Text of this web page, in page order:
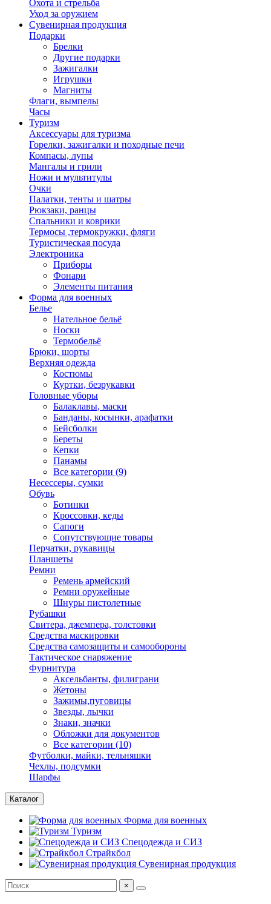
Охота и стрельба
Уход за оружием
Сувенирная продукция
Подарки
Брелки
Другие подарки
Зажигалки
Игрушки
Магниты
Флаги, вымпелы
Часы
Туризм
Аксессуары для туризма
Горелки, зажигалки и походные печи
Компасы, лупы
Мангалы и грили
Ножи и мультитулы
Очки
Палатки, тенты и шатры
Рюкзаки, ранцы
Спальники и коврики
Термосы ,термокружки, фляги
Туристическая посуда
Электроника
Приборы
Фонари
Элементы питания
Форма для военных
Белье
Нательное бельё
Носки
Термобельё
Брюки, шорты
Верхняя одежда
Костюмы
Куртки, безрукавки
Головные уборы
Балаклавы, маски
Банданы, косынки, арафатки
Бейсболки
Береты
Кепки
Панамы
Все категории (9)
Несессеры, сумки
Обувь
Ботинки
Кроссовки, кеды
Сапоги
Сопутствующие товары
Перчатки, рукавицы
Планшеты
Ремни
Ремень армейский
Ремни оружейные
Шнуры пистолетные
Рубашки
Свитера, джемпера, толстовки
Средства маскировки
Средства самозащиты и самообороны
Тактическое снаряжение
Фурнитура
Аксельбанты, филиграни
Жетоны
Зажимы,пуговицы
Звезды, лычки
Знаки, значки
Обложки для документов
Все категории (10)
Футболки, майки, тельняшки
Чехлы, подсумки
Шарфы
Каталог
Форма для военных
Туризм
Спецодежда и СИЗ
Страйкбол
Сувенирная продукция
×